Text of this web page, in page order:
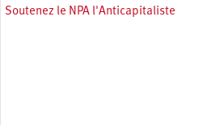
Soutenez le NPA l'Anticapitaliste